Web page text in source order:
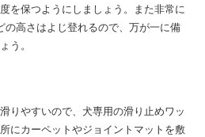
を保つようにしましょう。また非常に
の高さはよじ登れるので、万が一に備
う。
りやすいので、犬専用の滑り止めワッ
にカーペットやジョイントマットを敷